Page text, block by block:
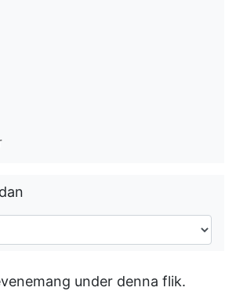
under denna flik.